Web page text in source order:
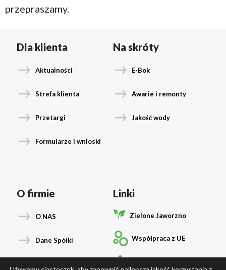
przepraszamy.
Dla klienta
Aktualności
Strefa klienta
Przetargi
Formularze i wnioski
Na skróty
E-Bok
Awarie i remonty
Jakość wody
O firmie
O NAS
Dane Spółki
Linki
Zielone Jaworzno
Współpraca z UE